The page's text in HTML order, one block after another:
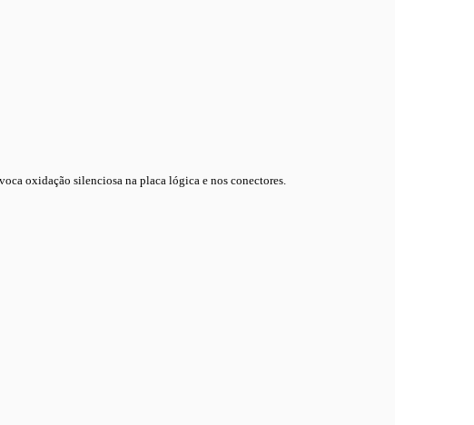
oxidação silenciosa na placa lógica e nos conectores.